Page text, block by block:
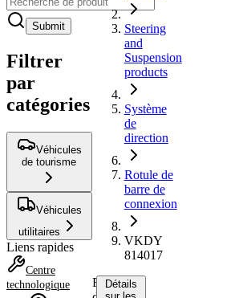
Submit
Filtrer
par
catégories
Véhicules
de tourisme
Véhicules
utilitaires
Liens rapides
Centre
technologique
Steering
and
Suspension
products
Système
de
direction
Rotule de
barre de
connexion
VKDY
814017
Rotule
Détails